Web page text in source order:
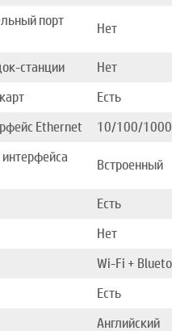
порт
Нет
станции
Нет
Есть
Ethernet
10/100/1000
Встроенный
Есть
Нет
Wi-Fi +
Есть
Английский